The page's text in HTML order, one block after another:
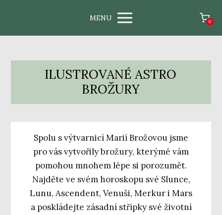
MENU 0
ILUSTROVANÉ ASTRO
BROŽURY
Spolu s výtvarnicí Marií Brožovou jsme
pro vás vytvořily brožury, kterýmé vám
pomohou mnohem lépe si porozumět.
Najděte ve svém horoskopu své Slunce,
Lunu, Ascendent, Venuši, Merkur i Mars
a poskládejte zásadní střípky své životní